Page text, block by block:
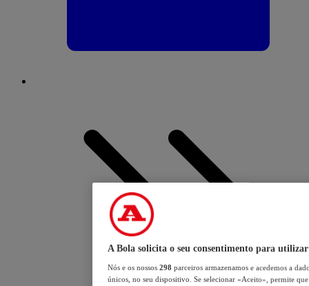
A Bola solicita o seu consentimento para utilizar
Nós e os nossos 298 parceiros armazenamos e acedemos a
únicos, no seu dispositivo. Se selecionar «Aceito», permite